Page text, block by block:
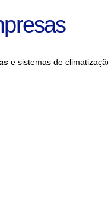
e sistemas de